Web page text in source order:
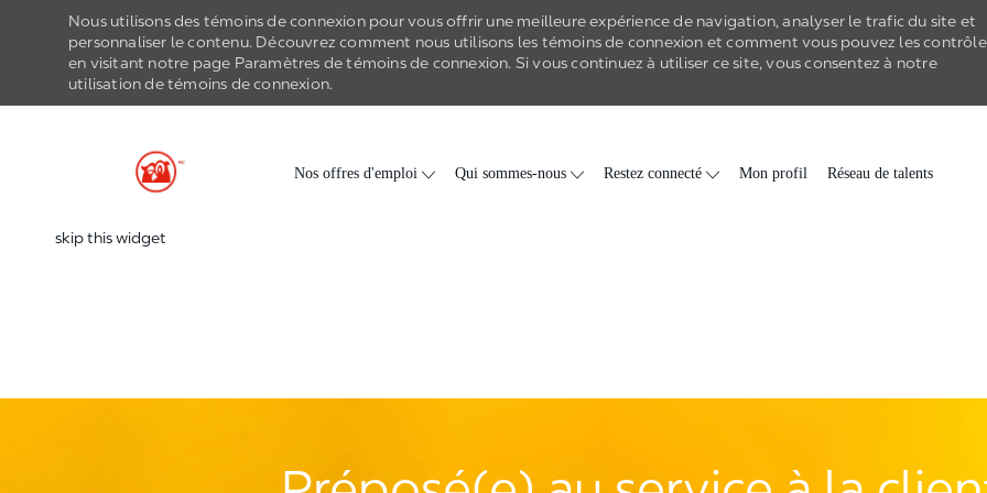
Nous utilisons des témoins de connexion pour vous offrir une meilleure expérience de navigation, analyser le trafic du site et
personnaliser le contenu. Découvrez comment nous utilisons les témoins de connexion et comment vous pouvez les
en visitant notre page Paramètres detémoins de connexion. Si vous continuez à utiliser ce site, vous consentez à notre
utilisation detémoins de connexion.
Skip to main content
Nos offres d'emploi Qui sommes-nous Restez connecté Mon profil Réseau de talents
skip this widget